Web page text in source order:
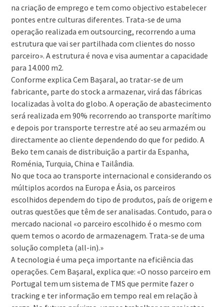
na criação de emprego e tem como objectivo estabelecer
pontes entre culturas diferentes. Trata-se de uma
operação realizada em outsourcing, recorrendo a uma
estrutura que vai ser partilhada com clientes do nosso
parceiro». A estrutura é nova e visa aumentar a capacidade
para 14.000 m2.
Conforme explica Cem Başaral, ao tratar-se de um
fabricante, parte do stock a armazenar, virá das fábricas
localizadas à volta do globo. A operação de abastecimento
será realizada em 90% recorrendo ao transporte marítimo
e depois por transporte terrestre até ao seu armazém ou
directamente ao cliente dependendo do que for pedido. A
Beko tem canais de distribuição a partir da Espanha,
Roménia, Turquia, China e Tailândia.
No que toca ao transporte internacional e considerando os
múltiplos acordos na Europa e Ásia, os parceiros
escolhidos dependem do tipo de produtos, país de origem e
outras questões que têm de ser analisadas. Contudo, para o
mercado nacional «o parceiro escolhido é o mesmo com
quem temos o acordo de armazenagem. Trata-se de uma
solução completa (all-in).»
A tecnologia é uma peça importante na eficiência das
operações. Cem Başaral, explica que: «O nosso parceiro em
Portugal tem um sistema de TMS que permite fazer o
tracking e ter informação em tempo real em relação à